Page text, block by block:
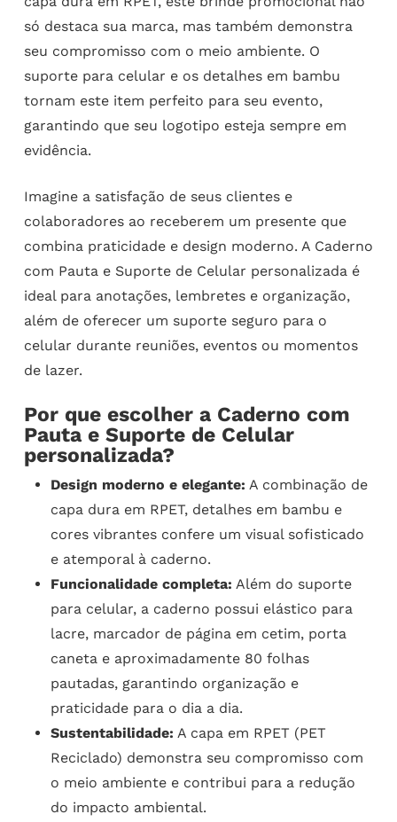
só destaca sua marca, mas também demonstra
seu compromisso com o meio ambiente. O
suporte para celular e os detalhes em bambu
tornam este item perfeito para seu evento,
garantindo que seu logotipo esteja sempre em
evidência.
Imagine a satisfação de seus clientes e
colaboradores ao receberem um presente que
combina praticidade e design moderno. A Caderno
com Pauta e Suporte de Celular personalizada é
ideal para anotações, lembretes e organização,
além de oferecer um suporte seguro para o
celular durante reuniões, eventos ou momentos
de lazer.
Por que escolher a Caderno com
Pauta e Suporte de Celular
personalizada?
Design moderno e elegante: A combinação de
capa dura em RPET, detalhes em bambu e
cores vibrantes confere um visual sofisticado
e atemporal à caderno.
Funcionalidade completa: Além do suporte
para celular, a caderno possui elástico para
lacre, marcador de página em cetim, porta
caneta e aproximadamente 80 folhas
pautadas, garantindo organização e
praticidade para o dia a dia.
Sustentabilidade: A capa em RPET (PET
Reciclado) demonstra seu compromisso com
o meio ambiente e contribui para a redução
do impacto ambiental.